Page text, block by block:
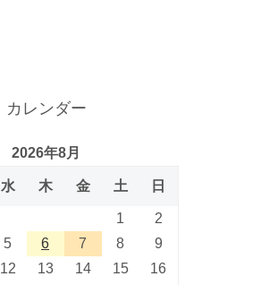
カレンダー
2026年8月
水 木 金 土 日
1
2
5 6 7 8
9
12 13 14 15
16